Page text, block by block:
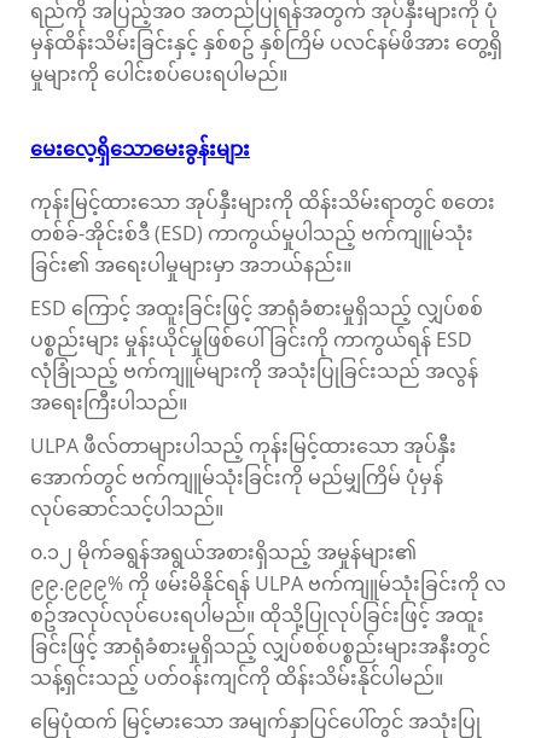
ရည်ကို အပြည့်အဝ အတည်ပြုရန်အတွက် အုပ်နှီးများကို ပုံ
မှန်ထိန်းသိမ်းခြင်းနှင့် နှစ်စဥ် နှစ်ကြိမ် ပလင်နမ်ဖိအား တွေ့ရှိ
မှုများကို ပေါင်းစပ်ပေးရပါမည်။
မေးလေ့ရှိသောမေးခွန်းများ
ကုန်းမြင့်ထားသော အုပ်နှီးများကို ထိန်းသိမ်းရာတွင် စတေး
တစ်ခ်-အိုင်းစ်ဒီ (ESD) ကာကွယ်မှုပါသည့် ဗက်ကျူမ်သုံး
ခြင်း၏ အရေးပါမှုများမှာ အဘယ်နည်း။
ESD ကြောင့် အထူးခြင်းဖြင့် အာရုံခံစားမှုရှိသည့် လျှပ်စစ်
ပစ္စည်းများ မှုန်းယိုင်မှုဖြစ်ပေါ်ခြင်းကို ကာကွယ်ရန် ESD
လုံခြုံသည့် ဗက်ကျူမ်များကို အသုံးပြုခြင်းသည် အလွန်
အရေးကြီးပါသည်။
ULPA ဖီလ်တာများပါသည့် ကုန်းမြင့်ထားသော အုပ်နှီး
အောက်တွင် ဗက်ကျူမ်သုံးခြင်းကို မည်မျှကြိမ် ပုံမှန်
လုပ်ဆောင်သင့်ပါသည်။
၀.၁၂ မိုက်ခရွန်အရွယ်အစားရှိသည့် အမှုန်များ၏
၉၉.၉၉၉% ကို ဖမ်းမိနိုင်ရန် ULPA ဗက်ကျူမ်သုံးခြင်းကို လ
စဥ်အလုပ်လုပ်ပေးရပါမည်။ ထိုသို့ပြုလုပ်ခြင်းဖြင့် အထူး
ခြင်းဖြင့် အာရုံခံစားမှုရှိသည့် လျှပ်စစ်ပစ္စည်းများအနီးတွင်
သန့်ရှင်းသည့် ပတ်ဝန်းကျင်ကို ထိန်းသိမ်းနိုင်ပါမည်။
မြေပုံထက် မြင့်မားသော အမျက်နှာပြင်ပေါ်တွင် အသုံးပြု